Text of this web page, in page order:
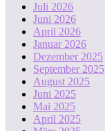
Juli 2026
Juni 2026
April 2026
Januar 2026
Dezember 2025
September 2025
August 2025
Juni 2025
Mai 2025
April 2025